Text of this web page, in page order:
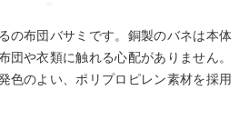
の布団バサミです。銅製のバネは本体
団や衣類に触れる心配がありません。
色のよい、ポリプロピレン素材を採用